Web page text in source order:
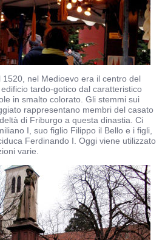
nel Medioevo era il centro del
tardo-gotico dal caratteristico
in smalto colorato. Gli stemmi sui
rappresentano membri del casato
di Friburgo a questa dinastia. Ci
I, suo figlio Filippo il Bello e i figli,
Ferdinando I. Oggi viene utilizzato
varie.